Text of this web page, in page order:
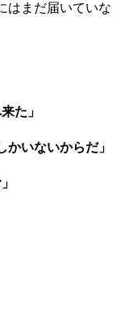
はまだ届いていな
た」
かいないからだ」